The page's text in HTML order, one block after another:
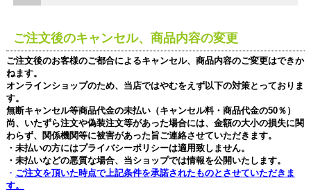
ご注文後のキャンセル、商品内容の変更
ご注文後のお客様のご都合によるキャンセル、商品内容のご変更はできか
ねます。
オンラインショップのため、当店ではやむをえず以下の対策とっておりま
す。
無断キャンセル等商品代金の未払い（キャンセル料・商品代金の50％）
尚、いたずら注文や偽装注文等があった場合には、金額の大小の損失に関
わらず、関係機関等に被害があった旨ご連絡させていただきます。
・未払いの方にはプライバシーポリシーは適用致しません。
・未払いなどの悪質な場合、当ショップでは情報を公開いたします。
・ ご注文を頂いた時点で上記条件を承諾されたものとさせていただきま
す。